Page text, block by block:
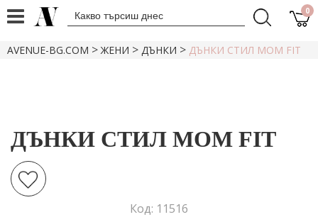
0
AVENUE-BG.COM >ЖЕНИ > ДЪНКИ > ДЪНКИ СТИЛ MOM FIT
ДЪНКИ СТИЛ MOM FIT
Код: 11516